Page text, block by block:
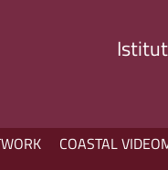
COASTAL